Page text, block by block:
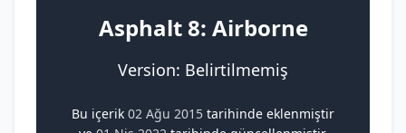
Asphalt 8: Airborne
Version: Belirtilmemiş
Bu içerik 02 Ağu 2015 tarihinde eklenmiştir